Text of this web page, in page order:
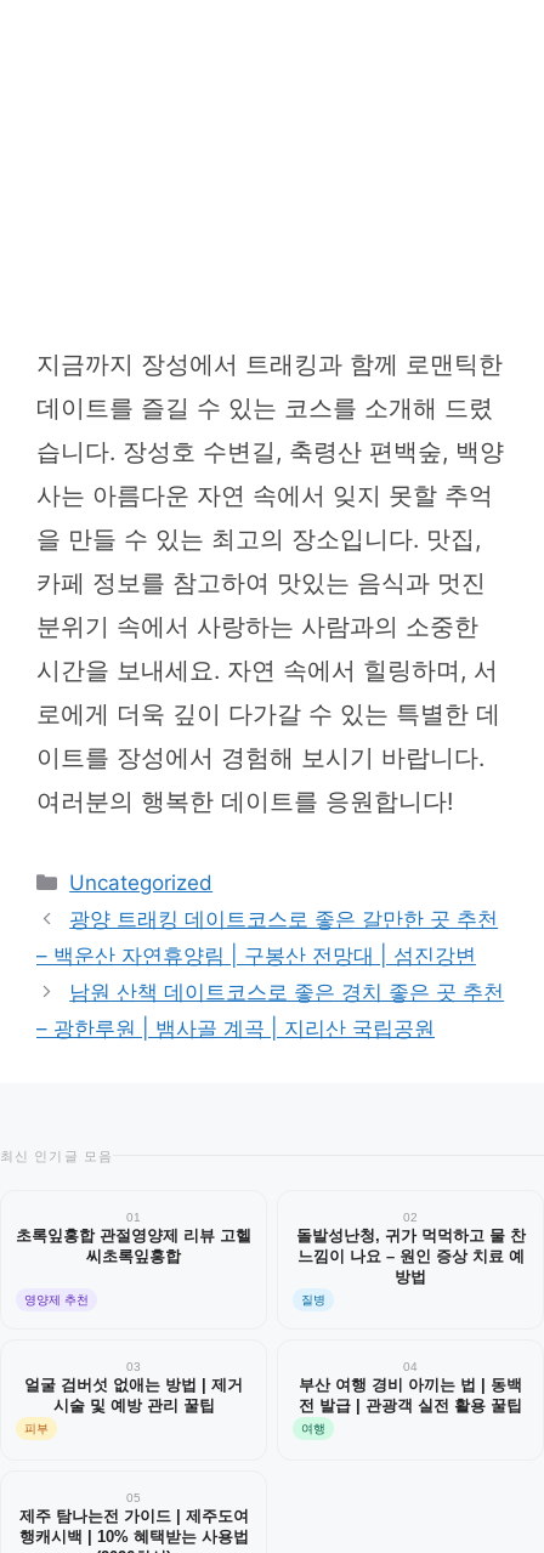
지금까지 장성에서 트래킹과 함께 로맨틱한
데이트를 즐길 수 있는 코스를 소개해 드렸
습니다. 장성호 수변길, 축령산 편백숲, 백양
사는 아름다운 자연 속에서 잊지 못할 추억
을 만들 수 있는 최고의 장소입니다. 맛집,
카페 정보를 참고하여 맛있는 음식과 멋진
분위기 속에서 사랑하는 사람과의 소중한
시간을 보내세요. 자연 속에서 힐링하며, 서
로에게 더욱 깊이 다가갈 수 있는 특별한 데
이트를 장성에서 경험해 보시기 바랍니다.
여러분의 행복한 데이트를 응원합니다!
카
테
고
리
Uncategorized
광양 트래킹 데이트코스로 좋은 갈만한 곳 추천
– 백운산 자연휴양림 | 구봉산 전망대 | 섬진강변
남원 산책 데이트코스로 좋은 경치 좋은 곳 추천
– 광한루원 | 뱀사골 계곡 | 지리산 국립공원
최신 인기글 모음
01
초록잎홍합 관절영양제 리뷰 고헬
씨초록잎홍합
영양제 추천
02
돌발성난청, 귀가 먹먹하고 물 찬
느낌이 나요 – 원인 증상 치료 예
방법
질병
03
얼굴 검버섯 없애는 방법 | 제거
시술 및 예방 관리 꿀팁
피부
04
부산 여행 경비 아끼는 법 | 동백
전 발급 | 관광객 실전 활용 꿀팁
여행
05
제주 탐나는전 가이드 | 제주도여
행캐시백 | 10% 혜택받는 사용법